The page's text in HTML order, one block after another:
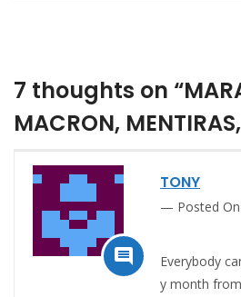
7 thoughts on
MACRON,

TONY
Posted
E­v­e­r­y­b­o­d­y­
y­ ­m­o­n­t­h­